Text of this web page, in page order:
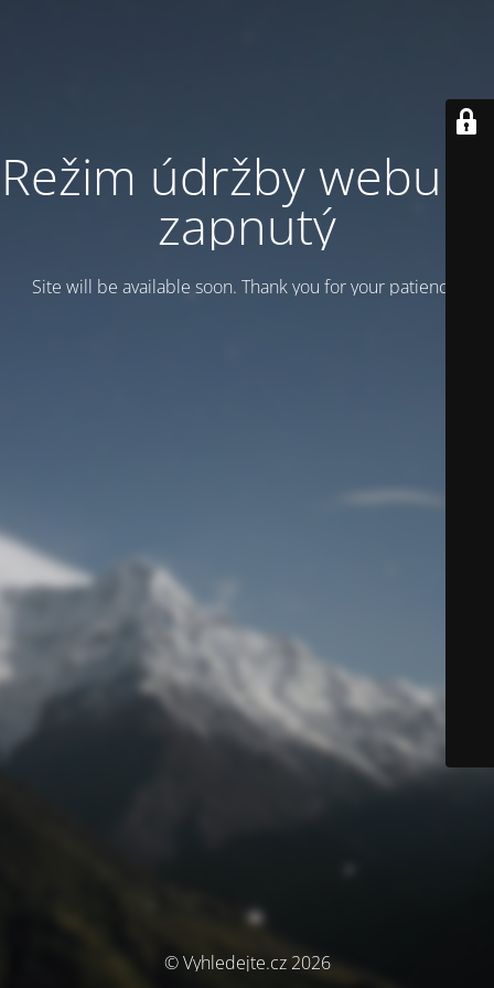
Režim údržby webu je
zapnutý
Site will be available soon. Thank you for your patience!
© Vyhledejte.cz 2026